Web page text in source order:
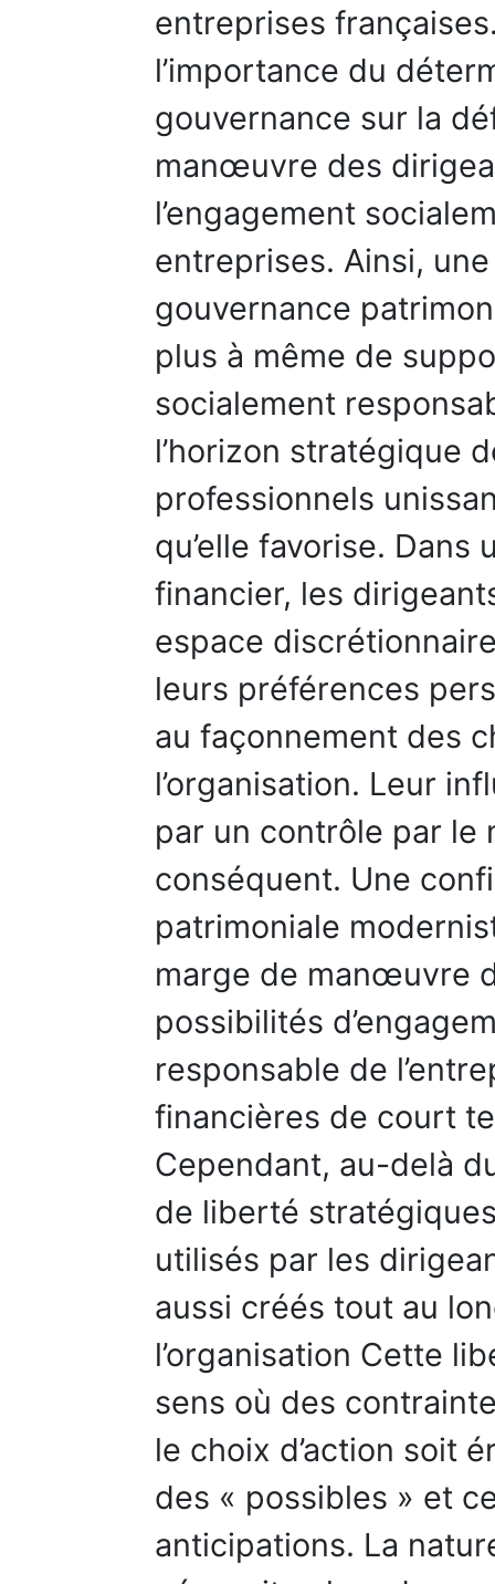
entreprises
l’importance du
gouvernance sur la
manœuvre des
l’engagement
entreprises. Ainsi,
gouvernance
plus à même de
socialement
l’horizon stratégique
professionnels
qu’elle favorise.
financier, les
espace
leurs préférences
au façonnement des
l’organisation. Leur
par un contrôle par le
conséquent. Une
patrimoniale
marge de manœuvre
possibilités
responsable de
financières de court
Cependant, au-delà
de liberté
utilisés par les
aussi créés tout au
l’organisation Cette
sens où des
le choix d’action soit
des « possibles » et
anticipations. La